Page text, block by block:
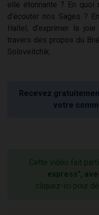
elle étonnante ? En quoi
d'écouter nos Sages ?
Hallel, d'exprimer la
travers des propos du
Soloveitchik.
Recevez
votre
Cette vidéo fait
express",
cliquez-ici pour